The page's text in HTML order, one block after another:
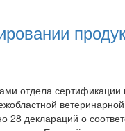
отдела сертификации
28 деклараций о